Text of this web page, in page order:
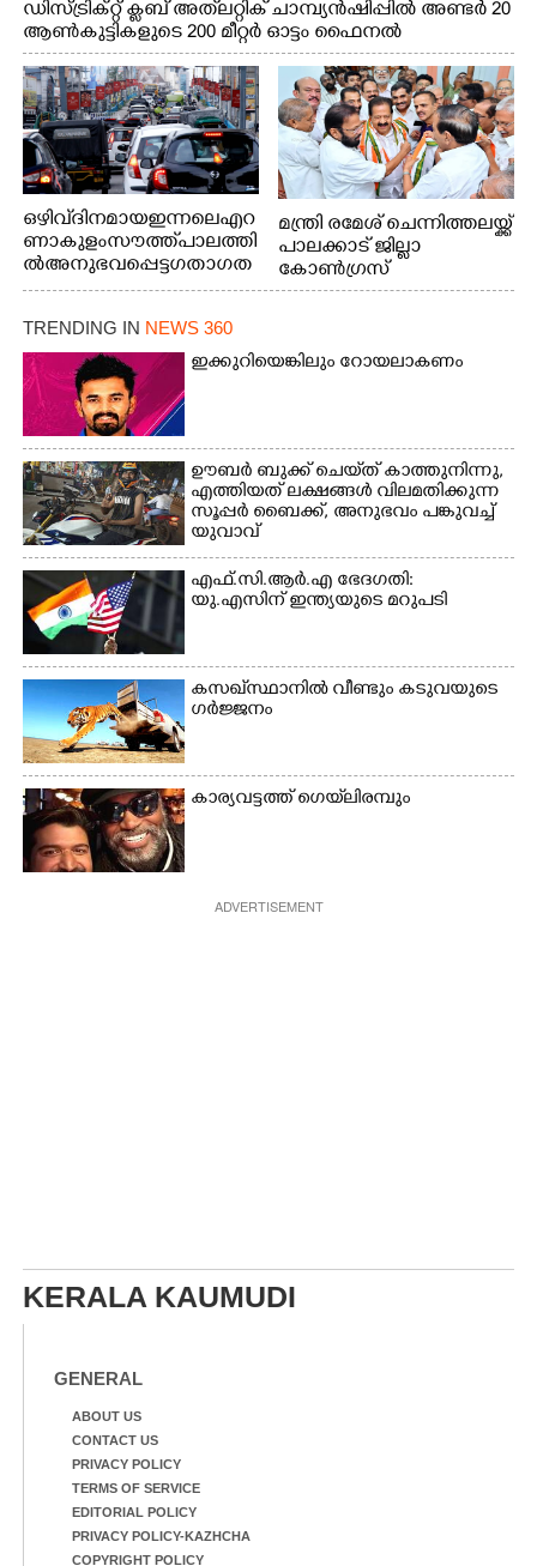
ഡിസ്ട്രിക്റ്റ് ക്ലബ് അത്‌ലറ്റിക് ചാമ്പ്യൻഷിപ്പിൽ അണ്ടർ 20
ആൺകുട്ടികളുടെ 200 മീറ്റർ ഓട്ടം ഫൈനൽ
മത്സരത്തിനിടെ സിന്തറ്റിക് ട്രാക്കിന് കുറുകെ ഓടുന്ന
നായകൾ.
ഒഴിവ് ദിനമായ ഇന്നലെ എറ
ണാകുളം സൗത്ത് പാലത്തി
ൽ അനുഭവപ്പെട്ട ഗതാഗത
ക്കുരുക്ക്
മന്ത്രി രമേശ് ചെന്നിത്തലയ്ക്ക്
പാലക്കാട് ജില്ലാ
കോൺഗ്രസ്
TRENDING IN NEWS 360
ഇക്കുറിയെങ്കിലും റോയലാകണം
ഊബർ ബുക്ക് ചെയ്‌ത് കാത്തുനിന്നു,​
എത്തിയത് ലക്ഷങ്ങൾ വിലമതിക്കുന്ന
സൂപ്പർ ബൈക്ക്,​ അനുഭവം പങ്കുവച്ച്
യുവാവ്
എഫ്.സി.ആർ.എ ഭേദഗതി:
യു.എസിന് ഇന്ത്യയുടെ മറുപടി
കസഖ്‌സ്ഥാനിൽ വീണ്ടും കടുവയുടെ
ഗർജ്ജനം
കാര്യവട്ടത്ത് ഗെയ്‌ലിരമ്പും
ADVERTISEMENT
KERALA KAUMUDI
GENERAL
ABOUT US
CONTACT US
PRIVACY POLICY
TERMS OF SERVICE
EDITORIAL POLICY
PRIVACY POLICY-KAZHCHA
COPYRIGHT POLICY